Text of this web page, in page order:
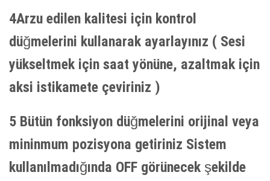
4Arzu edilen kalitesi için kontrol
düğmelerini kullanarak ayarlayınız ( Sesi
yükseltmek için saat yönüne, azaltmak için
aksi istikamete çeviriniz )
5 Bütün fonksiyon düğmelerini orijinal veya
mininmum pozisyona getiriniz Sistem
kullanılmadığında OFF görünecek şekilde